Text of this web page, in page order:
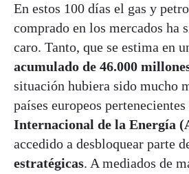
En estos 100 días el gas y
comprado en los mercados ha
caro. Tanto, que se estima en
acumulado de 46.000
situación hubiera sido mucho
países europeos pertenecientes
Internacional de la Energía
accedido a desbloquear parte
estratégicas. A mediados de